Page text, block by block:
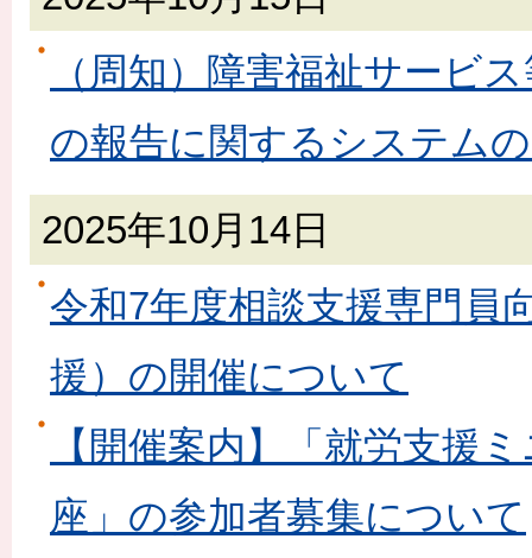
（周知）障害福祉サービ
の報告に関するシステム
2025年10月14日
令和7年度相談支援専門員
援）の開催について
【開催案内】「就労支援
座」の参加者募集について